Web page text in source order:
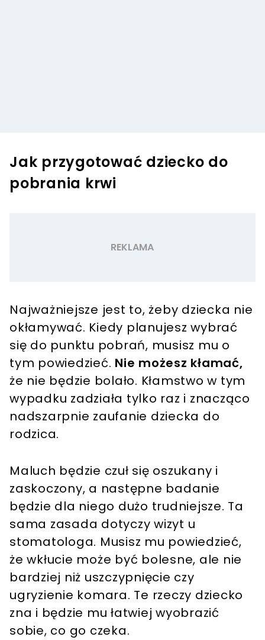
Jak przygotować dziecko do
pobrania krwi
Najważniejsze jest to, żeby dziecka nie
okłamywać. Kiedy planujesz wybrać
się do punktu pobrań, musisz mu o
tym powiedzieć. Nie możesz kłamać,
że nie będzie bolało. Kłamstwo w tym
wypadku zadziała tylko raz i znacząco
nadszarpnie zaufanie dziecka do
rodzica.
Maluch będzie czuł się oszukany i
zaskoczony, a następne badanie
będzie dla niego dużo trudniejsze. Ta
sama zasada dotyczy wizyt u
stomatologa. Musisz mu powiedzieć,
że wkłucie może być bolesne, ale nie
bardziej niż uszczypnięcie czy
ugryzienie komara. Te rzeczy dziecko
zna i będzie mu łatwiej wyobrazić
sobie, co go czeka.